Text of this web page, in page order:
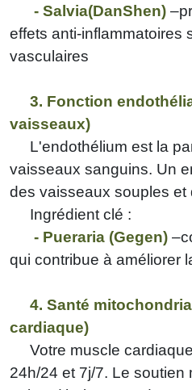
- Salvia(DanShen)
effets anti-inflammatoires
vasculaires
3. Fonction
vaisseaux)
L'endothélium est la
vaisseaux sanguins. Un
des vaisseaux souples et
Ingrédient clé :
- Pueraria (Gegen)
qui contribue à améliorer
4. Santé
cardiaque)
Votre muscle
24h/24 et 7j/7. Le soutien